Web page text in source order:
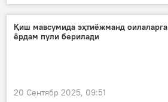
Шавкат Мирзиёев
Соғлиқ
тиббиёт муассаси
Қиш мавсумида эҳтиёжманд оилаларга
ёрдам пули берилади
20 Сентябр 2025, 09:51